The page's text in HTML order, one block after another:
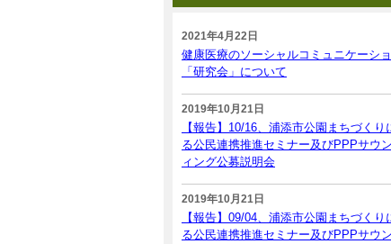
2021年4月22日
健康医療のソーシャルコミュニケーシ
「研究会」について
2019年10月21日
【報告】10/16、浦添市公園まちづくり
る公民連携推進セミナー及びPPPサウ
ィング公募説明会
2019年10月21日
【報告】09/04、浦添市公園まちづくり
る公民連携推進セミナー及びPPPサウ